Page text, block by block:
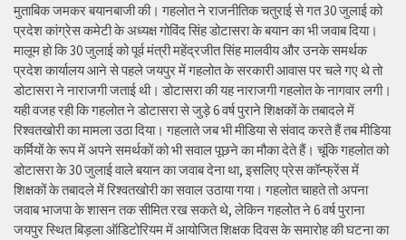
मुताबिक जमकर बयानबाजी की। गहलोत ने राजनीतिक चतुराई से गत 30 जुलाई को
प्रदेश कांग्रेस कमेटी के अध्यक्ष गोविंद सिंह डोटासरा के बयान का भी जवाब दिया।
मालूम हो कि 30 जुलाई को पूर्व मंत्री महेंद्रजीत सिंह मालवीय और उनके समर्थक
प्रदेश कार्यालय आने से पहले जयपुर में गहलोत के सरकारी आवास पर चले गए थे तो
डोटासरा ने नाराजगी जताई थी। डोटासरा की यह नाराजगी गहलोत के नागवार लगी।
यही वजह रही कि गहलोत ने डोटासरा से जुड़े 6 वर्ष पुराने शिक्षकों के तबादले में
रिश्वतखोरी का मामला उठा दिया। गहलाते जब भी मीडिया से संवाद करते हैं तब मीडिया
कर्मियों के रूप में अपने समर्थकों को भी सवाल पूछने का मौका देते हैं। चूंकि गहलोत को
डोटासरा के 30 जुलाई वाले बयान का जवाब देना था, इसलिए प्रेस कॉन्फ्रेंस में
शिक्षकों के तबादले में रिश्वतखोरी का सवाल उठाया गया। गहलोत चाहते तो अपना
जवाब भाजपा के शासन तक सीमित रख सकते थे, लेकिन गहलोत ने 6 वर्ष पुराना
जयपुर स्थित बिड़ला ऑडिटोरियम में आयोजित शिक्षक दिवस के समारोह की घटना का